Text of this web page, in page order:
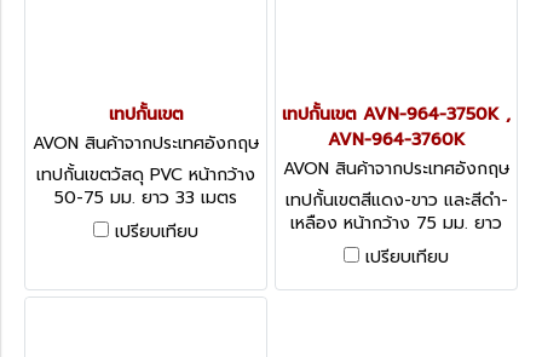
เทปกั้นเขต
AVON สินค้าจากประเทศอังกฤษ
-1
เทปกั้นเขตวัสดุ PVC หน้ากว้าง
50-75 มม. ยาว 33 เมตร
Barrier Tape, Lane &
Hazard Tapes
เปรียบเทียบ
เทปกั้นเขต AVN-964-3750K ,
AVN-964-3760K
AVON สินค้าจากประเทศอังกฤษ
-1
เทปกั้นเขตสีแดง-ขาว และสีดำ-
เหลือง หน้ากว้าง 75 มม. ยาว
500 เมตร Barrier Tape -
Non-Adhesive
เปรียบเทียบ